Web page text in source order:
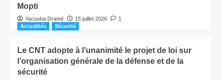
Mopti
Yacouba Dramé 15 juillet 2026
1
Actualités
Sécurité
Le CNT adopte à l’unanimité le projet de loi sur
l’organisation générale de la défense et de la
sécurité